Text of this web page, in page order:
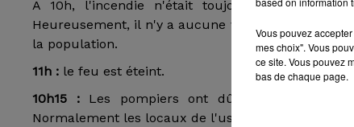
A 10h, l'incendie n'était toujours pas
Heureusement, il n'y a aucune victime. Par
la population.
11h : le feu est éteint.
10h15 :Les pompiers ont dû utiliser de la
Normalement les locaux de l'usine Mader,
Vous pouvez
mes choix". Vous
ce site. Vous pouvez
bas de chaque page.